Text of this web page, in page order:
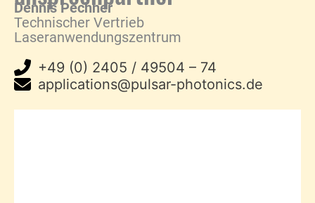
Dennis Pechner
Technischer Vertrieb
Laseranwendungszentrum
+49 (0) 2405 / 49504 – 74
applications@pulsar-photonics.de